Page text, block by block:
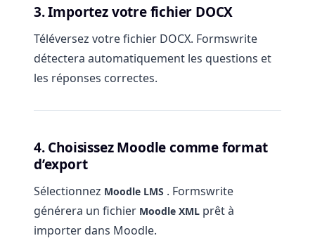
3. Importez votre fichier DOCX
Téléversez votre fichier DOCX. Formswrite
détectera automatiquement les questions et
les réponses correctes.
4. Choisissez Moodle comme format
d’export
Sélectionnez Moodle LMS . Formswrite
générera un fichier Moodle XML prêt à
importer dans Moodle.